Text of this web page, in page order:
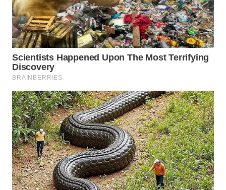
WN
LABUANBAJO
WN
BORNEO
Wahana
Media
Group
WAHANA
NEWS
WAHANA
TANI